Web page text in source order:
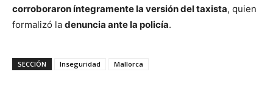
corroboraron íntegramente la versión del taxista, quien
formalizó la denuncia ante la policía.
SECCIÓN Inseguridad Mallorca